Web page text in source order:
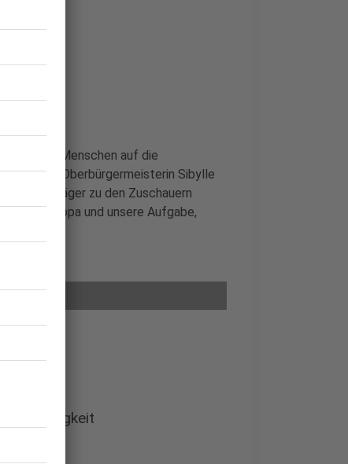
Hundert Menschen auf die
haben Oberbürgermeisterin Sibylle
zu den Zuschauern
Europa und unsere Aufgabe,
Bühne.